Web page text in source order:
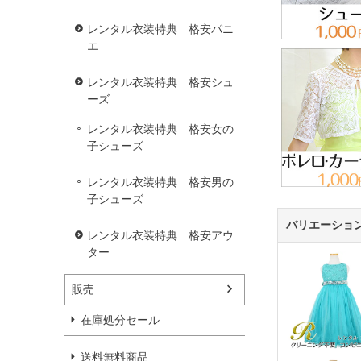
レンタル衣装特典 格安パニ
エ
レンタル衣装特典 格安シュ
ーズ
レンタル衣装特典 格安女の
子シューズ
レンタル衣装特典 格安男の
子シューズ
レンタル衣装特典 格安アウ
ター
販売
在庫処分セール
送料無料商品
バリエーショ